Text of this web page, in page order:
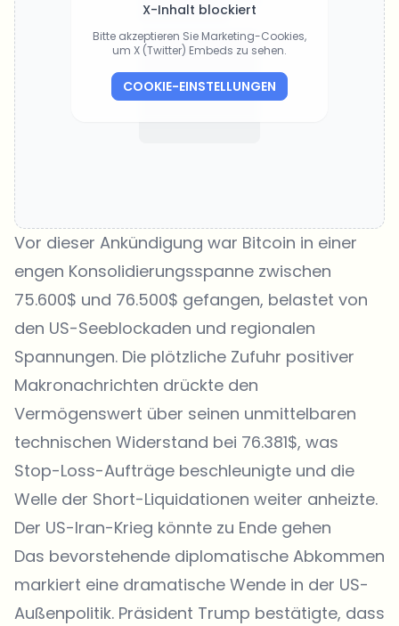
X-Inhalt blockiert
Bitte akzeptieren Sie Marketing-Cookies,
um X (Twitter) Embeds zu sehen.
COOKIE-EINSTELLUNGEN
Vor dieser Ankündigung war Bitcoin in einer
engen Konsolidierungsspanne zwischen
75.600$ und 76.500$ gefangen, belastet von
den US-Seeblockaden und regionalen
Spannungen. Die plötzliche Zufuhr positiver
Makronachrichten drückte den
Vermögenswert über seinen unmittelbaren
technischen Widerstand bei 76.381$, was
Stop-Loss-Aufträge beschleunigte und die
Welle der Short-Liquidationen weiter anheizte.
Der US-Iran-Krieg könnte zu Ende gehen
Das bevorstehende diplomatische Abkommen
markiert eine dramatische Wende in der US-
Außenpolitik. Präsident Trump bestätigte, dass